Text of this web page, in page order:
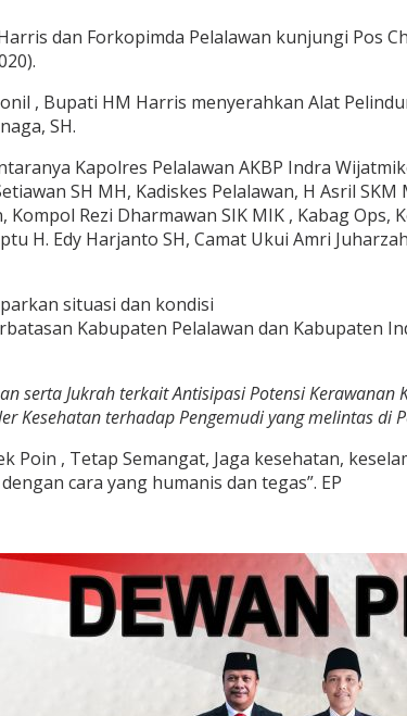
dan Forkopimda Pelalawan kunjungi Pos
, Bupati HM Harris menyerahkan Alat
SH.
Kapolres Pelalawan AKBP Indra
SH MH, Kadiskes Pelalawan, H Asril
Rezi Dharmawan SIK MIK , Kabag
H. Edy Harjanto SH, Camat Ukui Amri
situasi dan kondisi
Kabupaten Pelalawan dan
serta Jukrah terkait Antisipasi Potensi
Kesehatan terhadap Pengemudi yang melintas di
Poin , Tetap Semangat, Jaga kesehatan,
cara yang humanis dan tegas”. EP